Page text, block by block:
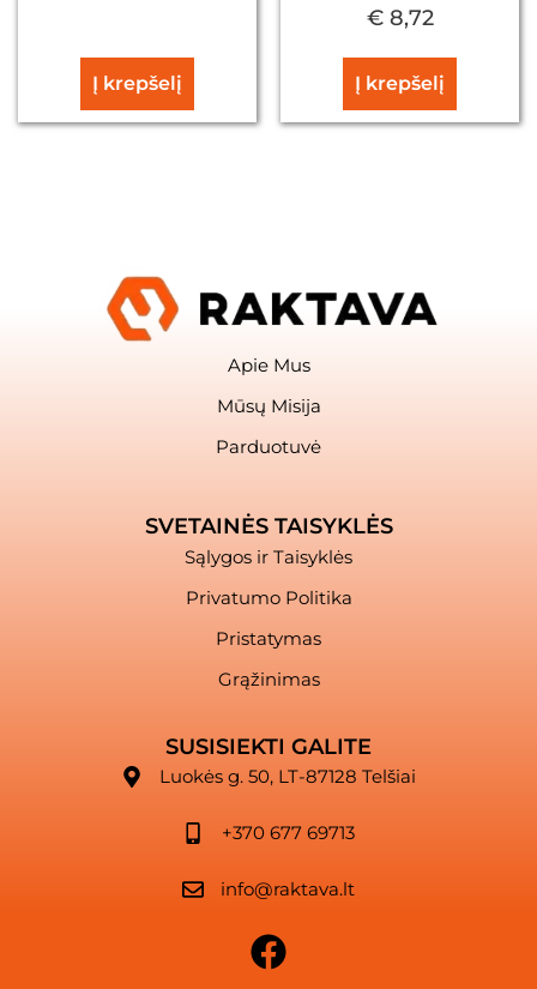
Į krepšelį
€8,72
Į krepšelį
Apie Mus
Mūsų Misija
Parduotuvė
SVETAINĖS TAISYKLĖS
Sąlygos ir Taisyklės
Privatumo Politika
Pristatymas
Grąžinimas
SUSISIEKTI GALITE
Luokės g. 50, LT-87128 Telšiai
+370 677 69713
info@raktava.lt